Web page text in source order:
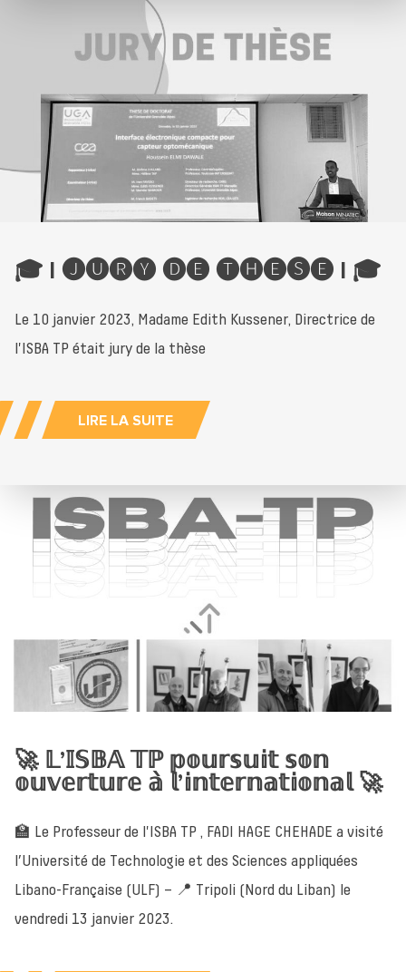
🎓 I 🅙🅤🅡🅨 🅓🅔 🅣🅗🅔🅢🅔 I 🎓
Le 10 janvier 2023, Madame Edith Kussener, Directrice de
l'ISBA TP était jury de la thèse
LIRE LA SUITE
🚀 𝕃’𝕀𝕊𝔹𝔸 𝕋ℙ 𝕡𝕠𝕦𝕣𝕤𝕦𝕚𝕥 𝕤𝕠𝕟
𝕠𝕦𝕧𝕖𝕣𝕥𝕦𝕣𝕖 𝕒̀ 𝕝’𝕚𝕟𝕥𝕖𝕣𝕟𝕒𝕥𝕚𝕠𝕟𝕒𝕝 🚀
🏫 Le Professeur de l'ISBA TP , FADI HAGE CHEHADE a visité
l’Université de Technologie et des Sciences appliquées
Libano-Française (ULF) – 📍 Tripoli (Nord du Liban) le
vendredi 13 janvier 2023.